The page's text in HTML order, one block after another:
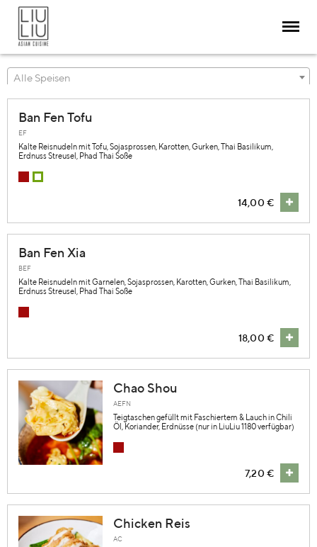
ABOUT
KEGELBAHN
DELIVERY
Alle Speisen
Ban Fen Tofu
EF
Kalte Reisnudeln mit Tofu, Sojasprossen, Karotten, Gurken, Thai Basilikum,
Erdnuss Streusel, Phad Thai Soße
14,00 €
Ban Fen Xia
BEF
Kalte Reisnudeln mit Garnelen, Sojasprossen, Karotten, Gurken, Thai Basilikum,
Erdnuss Streusel, Phad Thai Soße
18,00 €
Chao Shou
AEFN
Teigtaschen gefüllt mit Faschiertem & Lauch in Chili
Öl, Koriander, Erdnüsse (nur in LiuLiu 1180 verfügbar)
7,20 €
Chicken Reis
AC